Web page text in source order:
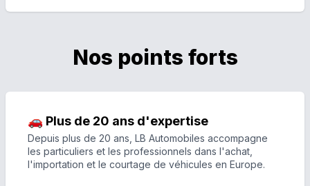
Nos points forts
🚗 Plus de 20 ans d'expertise
Depuis plus de 20 ans, LB Automobiles accompagne
les particuliers et les professionnels dans l'achat,
l'importation et le courtage de véhicules en Europe.